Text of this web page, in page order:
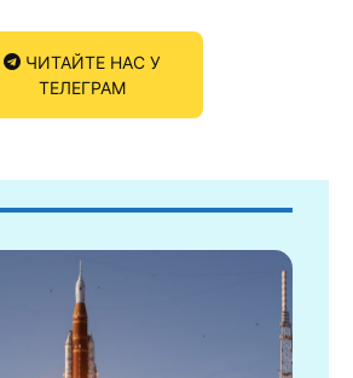
ЧИТАЙТЕ НАС У
ТЕЛЕГРАМ